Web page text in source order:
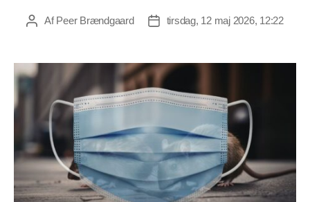
Indlægsforfatter
AfPeer Brændgaard Indlægsdato
tirsdag, 12 maj 2026, 12:22